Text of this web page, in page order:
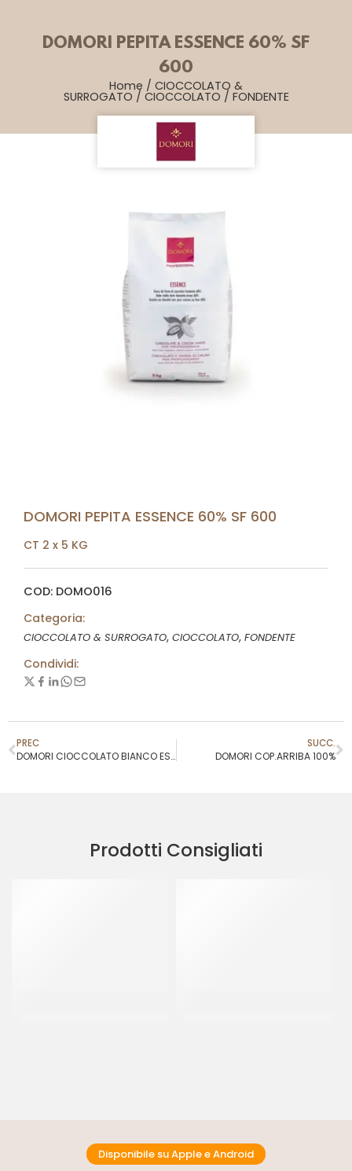
DOMORI PEPITA ESSENCE 60% SF
600
Home / CIOCCOLATO &
SURROGATO / CIOCCOLATO / FONDENTE
DOMORI PEPITA ESSENCE 60% SF 600
CT 2 x 5 KG
COD: DOMO016
Categoria:
CIOCCOLATO & SURROGATO, CIOCCOLATO, FONDENTE
Condividi:
PREC
DOMORI CIOCCOLATO BIANCO ESSENCE 31,5 %
SUCC.
DOMORI COP.ARRIBA 100%
Prodotti Consigliati
Disponibile su Apple e Android